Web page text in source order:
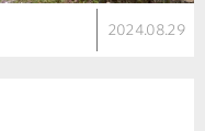
2024.08.29